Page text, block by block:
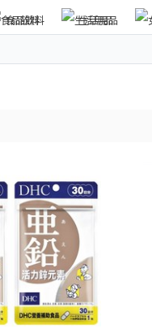
食品飲料
生活用品